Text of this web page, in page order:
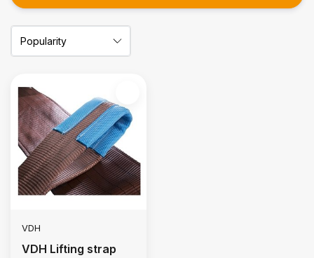
VDH
VDH Lifting strap